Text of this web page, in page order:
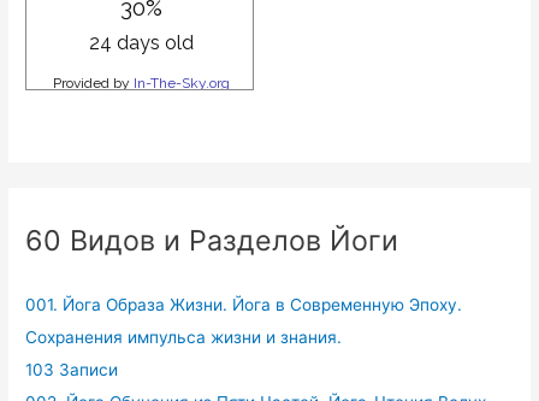
60 Видов и Разделов Йоги
001. Йога Образа Жизни. Йога в Современную Эпоху.
Сохранения импульса жизни и знания.
103 Записи